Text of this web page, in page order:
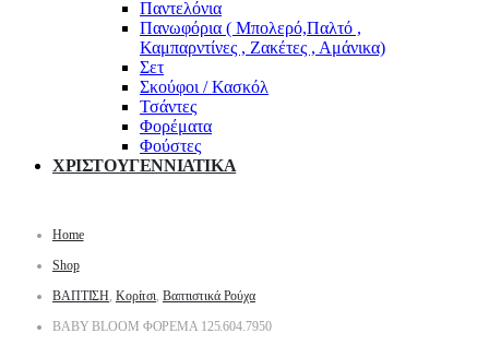
Παντελόνια
Πανωφόρια ( Μπολερό,Παλτό ,
Καμπαρντίνες , Ζακέτες , Αμάνικα)
Σετ
Σκούφοι / Κασκόλ
Τσάντες
Φορέματα
Φούστες
ΧΡΙΣΤΟΥΓΕΝΝΙΑΤΙΚΑ
Home
Shop
ΒΑΠΤΙΣΗ, Κορίτσι, Βαπτιστικά Ρούχα
BABY BLOOM ΦΟΡΕΜΑ 125.604.7950